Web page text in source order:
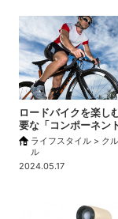
ロードバイクを楽し
要な「コンポーネン
ライフスタイル > ク
ル
2024.05.17